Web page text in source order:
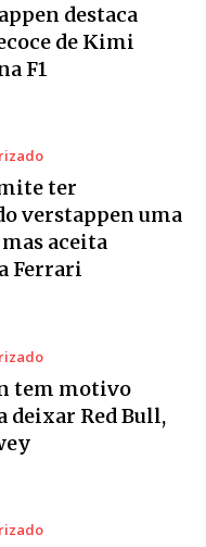
destaca
de Kimi
F1
ter
verstappen uma
aceita
Ferrari
tem motivo
deixar Red Bull,